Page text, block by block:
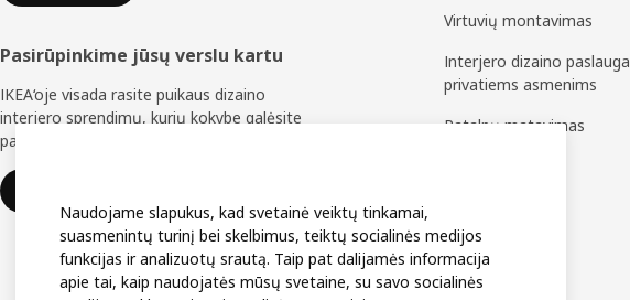
Pasirūpinkime jūsų verslu kartu
IKEA‘oje visada rasite puikaus dizaino
interjero sprendimų, kurių kokybe galėsite
pasitikėti ilgus metus.
Virtuvių montavimas
Interjero dizaino paslauga
privatiems asmenims
Patalpų matavimas
Naudojame slapukus, kad svetainė veiktų tinkamai,
suasmenintų turinį bei skelbimus, teiktų socialinės medijos
funkcijas ir analizuotų srautą. Taip pat dalijamės informacija
apie tai, kaip naudojatės mūsų svetaine, su savo socialinės